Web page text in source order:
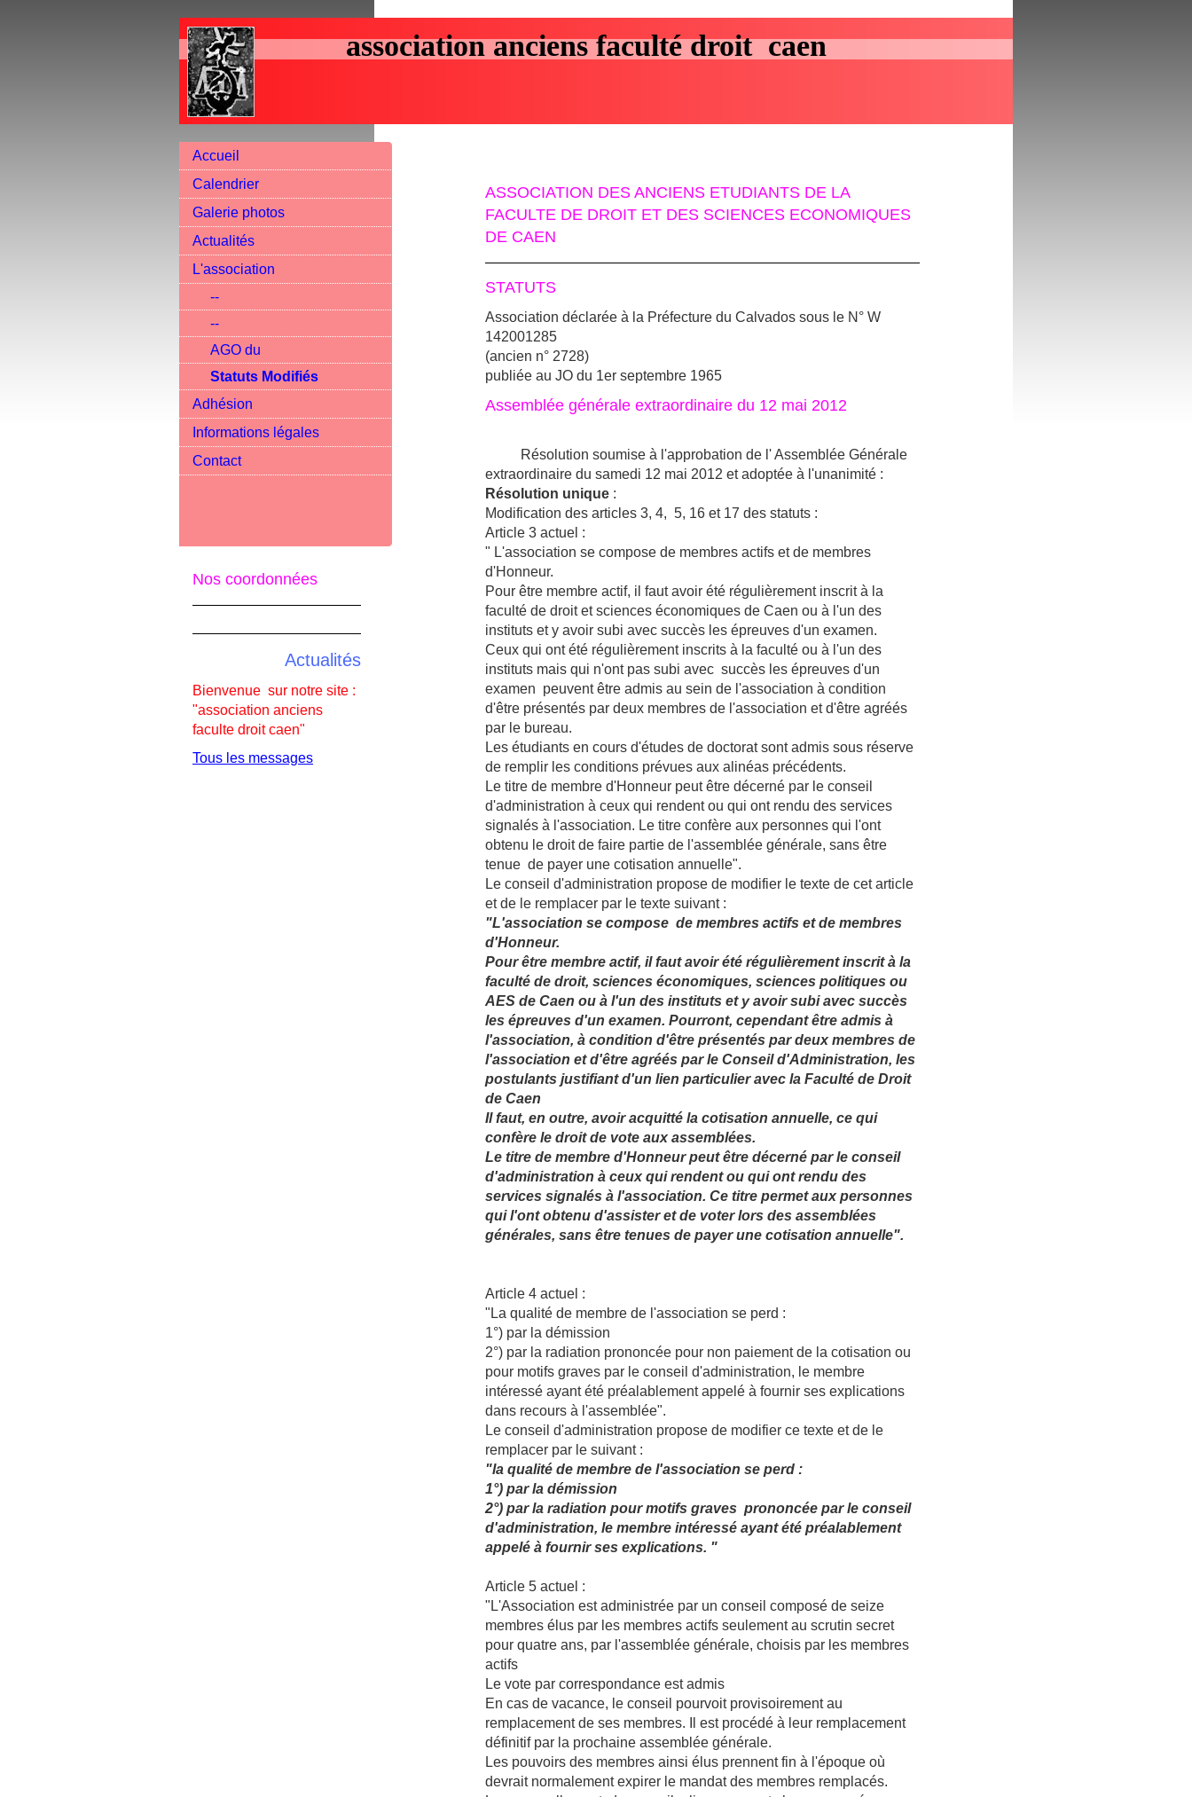
association anciens faculté droit caen
ASSOCIATION DES ANCIENS ETUDIANTS DE LA
FACULTE DE DROIT ET DES SCIENCES ECONOMIQUES
DE CAEN
STATUTS
Association déclarée à la Préfecture du Calvados sous le N° W
142001285
(ancien n° 2728)
publiée au JO du 1er septembre 1965
Assemblée générale extraordinaire du 12 mai 2012
Résolution soumise à l'approbation de l' Assemblée Générale
extraordinaire du samedi 12 mai 2012 et adoptée à l'unanimité :
Résolution unique :
Modification des articles 3, 4, 5, 16 et 17 des statuts :
Article 3 actuel :
" L'association se compose de membres actifs et de membres
d'Honneur.
Pour être membre actif, il faut avoir été régulièrement inscrit à la
faculté de droit et sciences économiques de Caen ou à l'un des
instituts et y avoir subi avec succès les épreuves d'un examen.
Ceux qui ont été régulièrement inscrits à la faculté ou à l'un des
instituts mais qui n'ont pas subi avec succès les épreuves d'un
examen peuvent être admis au sein de l'association à condition
d'être présentés par deux membres de l'association et d'être agréés
par le bureau.
Les étudiants en cours d'études de doctorat sont admis sous réserve
de remplir les conditions prévues aux alinéas précédents.
Le titre de membre d'Honneur peut être décerné par le conseil
d'administration à ceux qui rendent ou qui ont rendu des services
signalés à l'association. Le titre confère aux personnes qui l'ont
obtenu le droit de faire partie de l'assemblée générale, sans être
tenue de payer une cotisation annuelle".
Le conseil d'administration propose de modifier le texte de cet article
et de le remplacer par le texte suivant :
"L'association se compose de membres actifs et de membres
d'Honneur.
Pour être membre actif, il faut avoir été régulièrement inscrit à la
faculté de droit, sciences économiques, sciences politiques ou
AES de Caen ou à l'un des instituts et y avoir subi avec succès
les épreuves d'un examen. Pourront, cependant être admis à
l'association, à condition d'être présentés par deux membres de
l'association et d'être agréés par le Conseil d'Administration, les
postulants justifiant d'un lien particulier avec la Faculté de Droit
de Caen
Il faut, en outre, avoir acquitté la cotisation annuelle, ce qui
confère le droit de vote aux assemblées.
Le titre de membre d'Honneur peut être décerné par le conseil
d'administration à ceux qui rendent ou qui ont rendu des
services signalés à l'association. Ce titre permet aux personnes
qui l'ont obtenu d'assister et de voter lors des assemblées
générales, sans être tenues de payer une cotisation annuelle".
Article 4 actuel :
"La qualité de membre de l'association se perd :
1°) par la démission
2°) par la radiation prononcée pour non paiement de la cotisation ou
pour motifs graves par le conseil d'administration, le membre
intéressé ayant été préalablement appelé à fournir ses explications
dans recours à l'assemblée".
Le conseil d'administration propose de modifier ce texte et de le
remplacer par le suivant :
"la qualité de membre de l'association se perd :
1°) par la démission
2°) par la radiation pour motifs graves prononcée par le conseil
d'administration, le membre intéressé ayant été préalablement
appelé à fournir ses explications. "
Article 5 actuel :
"L'Association est administrée par un conseil composé de seize
membres élus par les membres actifs seulement au scrutin secret
pour quatre ans, par l'assemblée générale, choisis par les membres
actifs
Le vote par correspondance est admis
En cas de vacance, le conseil pourvoit provisoirement au
remplacement de ses membres. Il est procédé à leur remplacement
définitif par la prochaine assemblée générale.
Les pouvoirs des membres ainsi élus prennent fin à l'époque où
devrait normalement expirer le mandat des membres remplacés.
Accueil
Calendrier
Galerie photos
Actualités
L'association
--
--
AGO du
Statuts Modifiés
Adhésion
Informations légales
Contact
Nos coordonnées
Actualités
Bienvenue sur notre site :
"association anciens
faculte droit caen"
Tous les messages